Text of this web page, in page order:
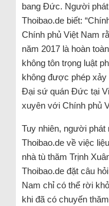
bang Đức. Người phát
Thoibao.de biết:
Chính phủ Việt Nam
năm 2017 là hoàn
không tôn trọng luật
không được phép
Đại sứ quán Đức tại
xuyên với Chính phủ
Tuy nhiên, người phát
Thoibao.de về việc
nhà tù thăm Trịnh
Thoibao.de đặt câu
Nam chỉ có thể rời
khi đã có chuyến